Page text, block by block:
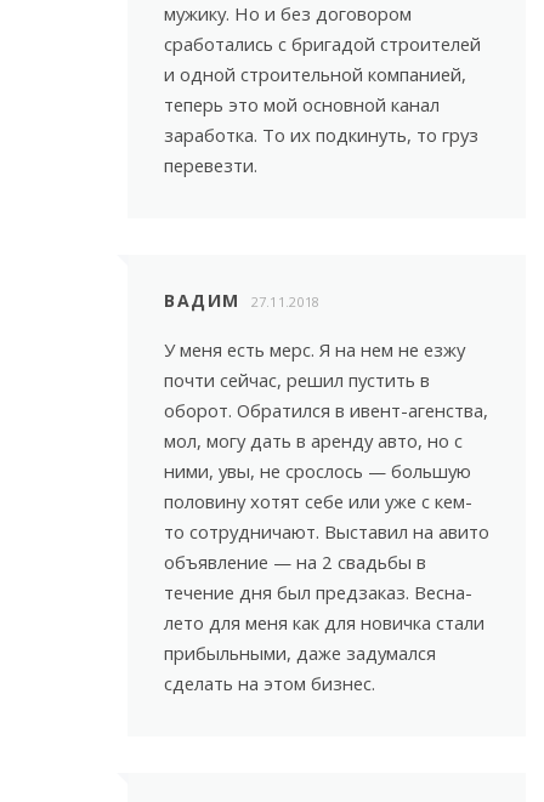
мужику. Но и без договором
сработались с бригадой строителей
и одной строительной компанией,
теперь это мой основной канал
заработка. То их подкинуть, то груз
перевезти.
ВАДИМ 27.11.2018
У меня есть мерс. Я на нем не езжу
почти сейчас, решил пустить в
оборот. Обратился в ивент-агенства,
мол, могу дать в аренду авто, но с
ними, увы, не срослось — большую
половину хотят себе или уже с кем-
то сотрудничают. Выставил на авито
объявление — на 2 свадьбы в
течение дня был предзаказ. Весна-
лето для меня как для новичка стали
прибыльными, даже задумался
сделать на этом бизнес.